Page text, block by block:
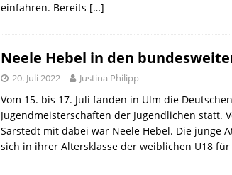
einfahren. Bereits […]
Neele Hebel in den
20. Juli 2022 Justina Philipp
Vom 15. bis 17. Juli fanden in Ulm die Deutschen
Jugendmeisterschaften der Jugendlichen statt.
Sarstedt mit dabei war Neele Hebel. Die junge
sich in ihrer Altersklasse der weiblichen U18 für